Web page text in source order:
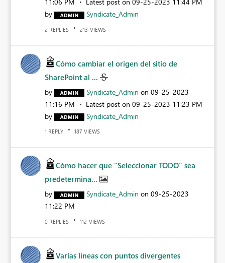
11:06 PM
Latest post on ‎09-25-2023 11:44 PM
by
Syndicate_Admin
2 REPLIES 213 VIEWS
Cómo cambiar el origen del sitio de
SharePoint al ...
by Syndicate_Admin on ‎09-25-2023
11:16 PM
Latest post on ‎09-25-2023 11:23 PM
by
Syndicate_Admin
1 REPLY 187 VIEWS
Cómo hacer que "Seleccionar TODO" sea
predetermina...
by Syndicate_Admin on ‎09-25-2023
11:22 PM
0 REPLIES 112 VIEWS
Varias líneas con puntos divergentes